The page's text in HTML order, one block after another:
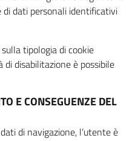
di dati personali identificativi
tipologia di cookie
disabilitazione è possibile
E CONSEGUENZE DEL
di navigazione, l’utente è